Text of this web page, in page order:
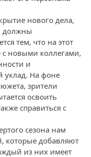
нового дела,
должны
тем, что на этот
с новыми коллегами,
и
уклад. На фоне
зрители
освоить
справиться с
сезона нам
которые добавляют
из них имеет